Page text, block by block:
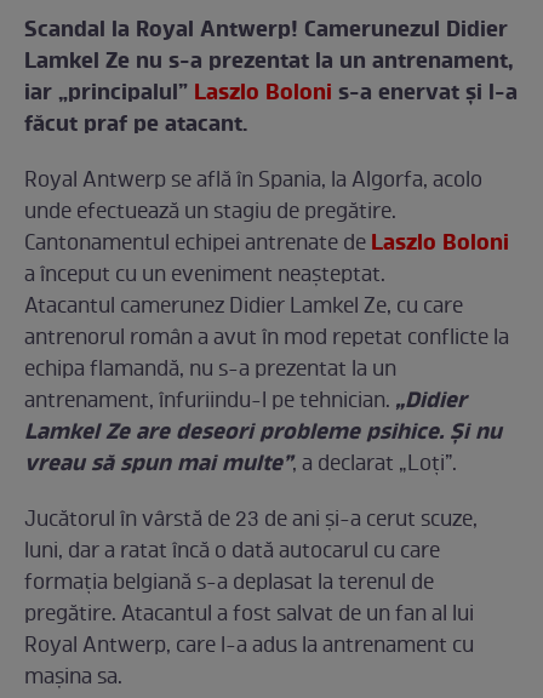
Scandal la Royal Antwerp! Camerunezul Didier
Lamkel Ze nu s-a prezentat la un antrenament,
iar „principalul” Laszlo Boloni s-a enervat şi l-a
făcut praf pe atacant.
Royal Antwerp se află în Spania, la Algorfa, acolo
unde efectuează un stagiu de pregătire.
Cantonamentul echipei antrenate deLaszlo Boloni
a început cu un eveniment neaşteptat.
Atacantul camerunez Didier Lamkel Ze, cu care
antrenorul român a avut în mod repetat conflicte la
echipa flamandă, nu s-a prezentat la un
antrenament, înfuriindu-l pe tehnician. „Didier
Lamkel Ze are deseori probleme psihice. Și nu
vreau să spun mai multe”, a declarat „Loţi”.
Jucătorul în vârstă de 23 de ani și-a cerut scuze,
luni, dar a ratat încă o dată autocarul cu care
formaţia belgiană s-a deplasat la terenul de
pregătire. Atacantul a fost salvat de un fan al lui
Royal Antwerp, care l-a adus la antrenament cu
mașina sa.